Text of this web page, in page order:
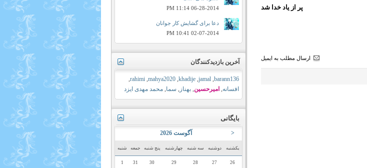
پر از ياد خدا شد
ارسال مطلب به ایمیل
06-28-2014
11:14 PM
دعا برای گشایش کار جوانان
02-07-2014
10:41 PM
آخرین بازدیدکنندگان
barann136
,
jamal
,
khadije
,
mahya2020
,
rahimi
,
افسانه, امیرحسین, بهناز , سما, محمد مهدی ایزد
بایگانی
< آگوست 2026
یکشنبه دوشنبه سه شنبه چهارشنبه پنج شنبه جمعه شنبه
26
27
28
29
30
31
1